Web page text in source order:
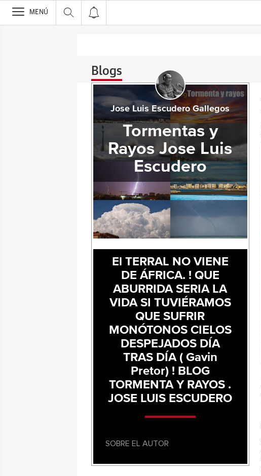
>
MENÚ
Blogs
Jose Luis Escudero Gallegos
Tormentas y
Rayos Jose Luis
Escudero
El TERRAL NO VIENE
DE ÁFRICA. ! QUE
ABURRIDA SERIA LA
VIDA SI TUVIÉRAMOS
QUE SUFRIR
MONÓTONOS CIELOS
DESPEJADOS DÍA
TRAS DÍA ( Gavin
Pretor) ! BLOG
TORMENTA Y RAYOS .
JOSE LUIS ESCUDERO
SOBRE EL AUTOR